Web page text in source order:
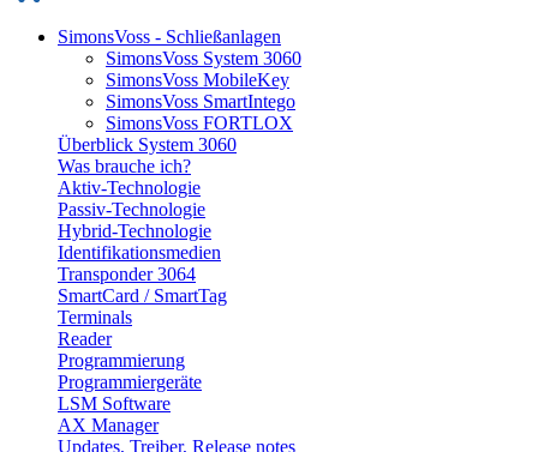
SimonsVoss - Schließanlagen
SimonsVoss System 3060
SimonsVoss MobileKey
SimonsVoss SmartIntego
SimonsVoss FORTLOX
Überblick System 3060
Was brauche ich?
Aktiv-Technologie
Passiv-Technologie
Hybrid-Technologie
Identifikationsmedien
Transponder 3064
SmartCard / SmartTag
Terminals
Reader
Programmierung
Programmiergeräte
LSM Software
AX Manager
Updates, Treiber, Release notes